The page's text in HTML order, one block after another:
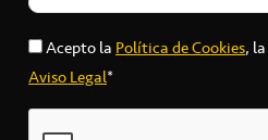
Acepto laPolítica de Cookies, la
Aviso Legal*